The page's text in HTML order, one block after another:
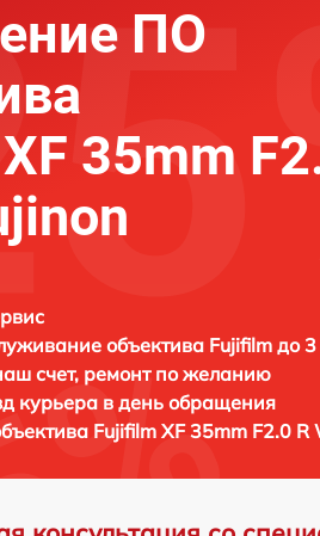
ПО
35mm
объектива Fujifilm до 3
счет, ремонт по желанию
курьера в день обращения
Fujifilm XF 35mm F2.0 R